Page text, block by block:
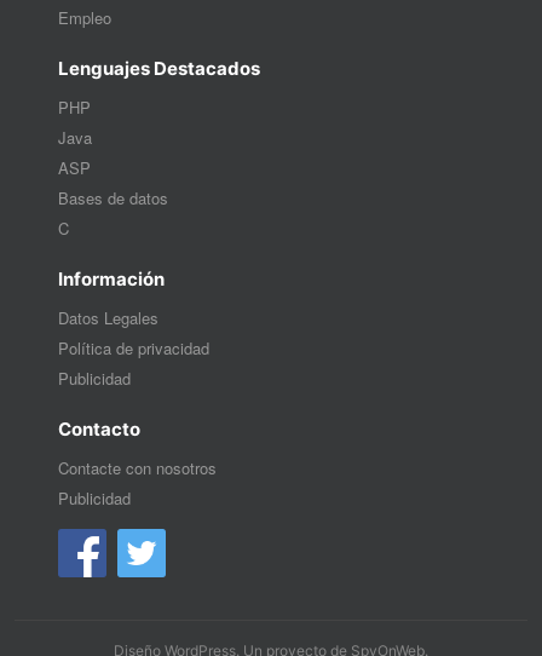
Empleo
Lenguajes Destacados
PHP
Java
ASP
Bases de datos
C
Información
Datos Legales
Política de privacidad
Publicidad
Contacto
Contacte con nosotros
Publicidad
Diseño WordPress. Un proyecto de SpyOnWeb.